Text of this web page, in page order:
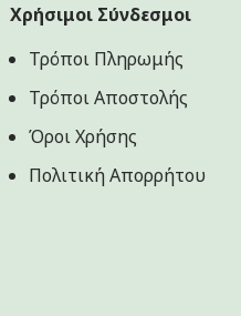
Χρήσιμοι Σύνδεσμοι
Τρόποι Πληρωμής
Τρόποι Αποστολής
Όροι Χρήσης
Πολιτική Aπορρήτου